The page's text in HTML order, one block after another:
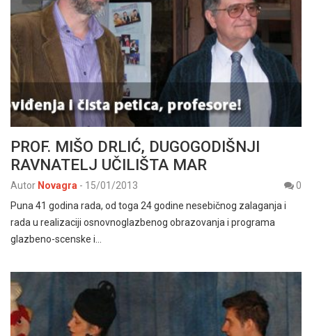
PROF. MIŠO DRLIĆ, DUGOGODIŠNJI
RAVNATELJ UČILIŠTA MAR
Autor Novagra - 15/01/2013
0
Puna 41 godina rada, od toga 24 godine nesebičnog zalaganja i
rada u realizaciji osnovnoglazbenog obrazovanja i programa
glazbeno-scenske i…